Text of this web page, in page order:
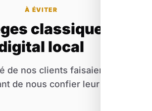
À ÉVITER
classiques du
local
de nos clients faisaient ces
de nous confier leur projet.